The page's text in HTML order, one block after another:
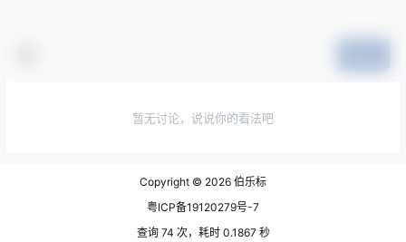
暂无讨论，说说你的看法吧
Copyright © 2026 伯乐标
粤ICP备19120279号-7
查询 74 次，耗时 0.1867 秒